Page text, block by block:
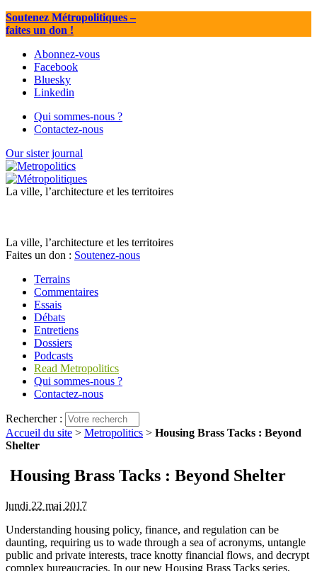
Soutenez Métropolitiques–
faites un don !
Abonnez-vous
Facebook
Bluesky
Linkedin
Qui sommes-nous ?
Contactez-nous
Our sister journal
La ville, l’architecture et les territoires
La ville, l’architecture et les territoires
Faites un don : Soutenez-nous
Terrains
Commentaires
Essais
Débats
Entretiens
Dossiers
Podcasts
Read Metropolitics
Qui sommes-nous ?
Contactez-nous
Rechercher :
Accueil du site > Metropolitics > Housing Brass Tacks : Beyond
Shelter
Housing Brass Tacks : Beyond Shelter
lundi 22 mai 2017
Understanding housing policy, finance, and regulation can be
daunting, requiring us to wade through a sea of acronyms, untangle
public and private interests, trace knotty financial flows, and decrypt
complex bureaucracies. In our new Housing Brass Tacks series,